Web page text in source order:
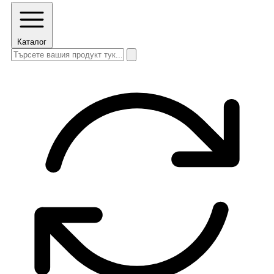
Каталог